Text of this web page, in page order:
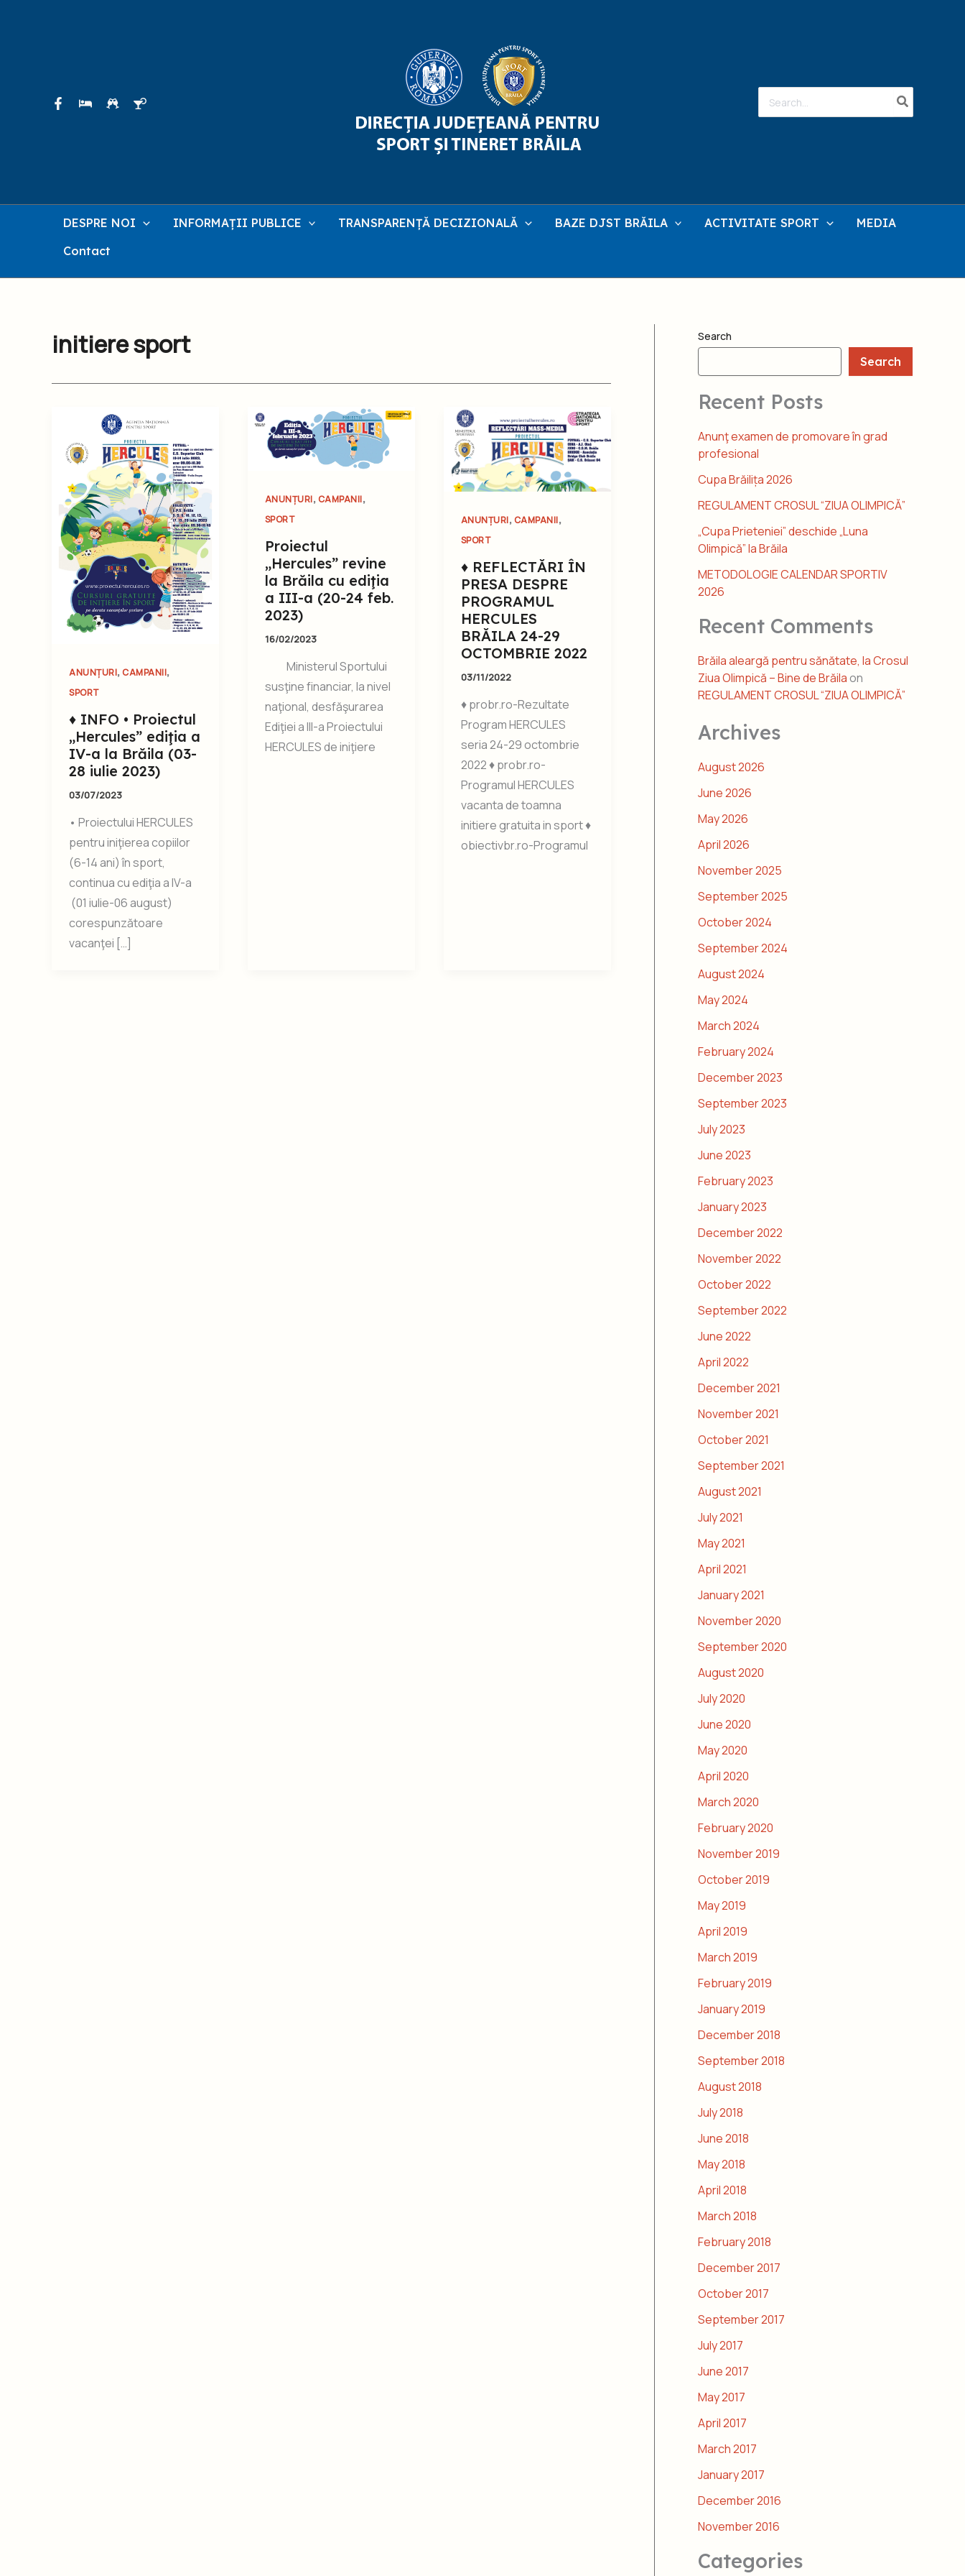
for:
DESPRE NOI INFORMAȚII PUBLICE TRANSPARENȚĂ DECIZIONALĂ BAZE DJST BRĂILA ACTIVITATE SPORT
MEDIA
Contact
initiere sport
ANUNȚURI, CAMPANII,
SPORT
♦ INFO • Proiectul
„Hercules” ediţia a
IV-a la Brăila (03-
28 iulie 2023)
03/07/2023
• Proiectului HERCULES
pentru iniţierea copiilor
(6-14 ani) în sport,
continua cu ediţia a IV-a
(01 iulie-06 august)
corespunzătoare
vacanţei […]
ANUNȚURI, CAMPANII,
SPORT
Proiectul
„Hercules” revine
la Brăila cu ediţia
a III-a (20-24 feb.
2023)
16/02/2023
Ministerul Sportului
susţine financiar, la nivel
naţional, desfăşurarea
Ediţiei a III-a Proiectului
HERCULES de iniţiere
ANUNȚURI, CAMPANII,
SPORT
♦ REFLECTĂRI ÎN
PRESA DESPRE
PROGRAMUL
HERCULES
BRĂILA 24-29
OCTOMBRIE 2022
03/11/2022
♦ probr.ro-Rezultate
Program HERCULES
seria 24-29 octombrie
2022 ♦ probr.ro-
Programul HERCULES
vacanta de toamna
initiere gratuita in sport ♦
obiectivbr.ro-Programul
Search
Search
Recent Posts
Anunţ examen de promovare în grad
profesional
Cupa Brăilița 2026
REGULAMENT CROSUL “ZIUA OLIMPICĂ”
„Cupa Prieteniei” deschide „Luna
Olimpică” la Brăila
METODOLOGIE CALENDAR SPORTIV
2026
Recent Comments
Brăila aleargă pentru sănătate, la Crosul
Ziua Olimpică – Bine de Brăilaon
REGULAMENT CROSUL “ZIUA OLIMPICĂ”
Archives
August 2026
June 2026
May 2026
April 2026
November 2025
September 2025
October 2024
September 2024
August 2024
May 2024
March 2024
February 2024
December 2023
September 2023
July 2023
June 2023
February 2023
January 2023
December 2022
November 2022
October 2022
September 2022
June 2022
April 2022
December 2021
November 2021
October 2021
September 2021
August 2021
July 2021
May 2021
April 2021
January 2021
November 2020
September 2020
August 2020
July 2020
June 2020
May 2020
April 2020
March 2020
February 2020
November 2019
October 2019
May 2019
April 2019
March 2019
February 2019
January 2019
December 2018
September 2018
August 2018
July 2018
June 2018
May 2018
April 2018
March 2018
February 2018
December 2017
October 2017
September 2017
July 2017
June 2017
May 2017
April 2017
March 2017
January 2017
December 2016
November 2016
Categories